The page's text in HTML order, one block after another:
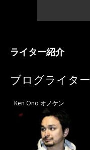
ライター紹介
ブログライター
Ken Ono オノケン